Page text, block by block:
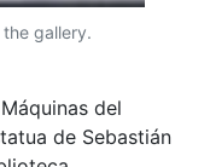
gallery.
del
de Sebastián